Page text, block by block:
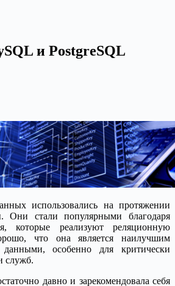
и PostgreSQL
использовались на протяжении
Они стали популярными благодаря
которые реализуют реляционную
что она является наилучшим
особенно для критически
служб.
давно и зарекомендовала себя